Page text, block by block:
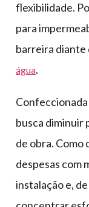
flexibilidade.
para
barreira diante
água.
busca diminuir
de obra. Como
despesas com
instalação e,